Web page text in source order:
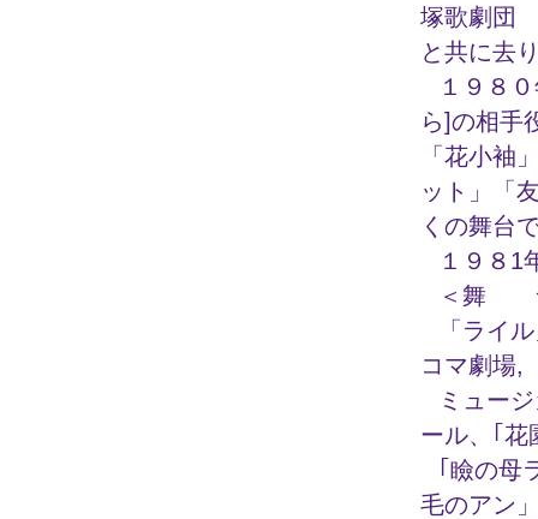
塚歌劇団
と共に去
１９８
ら]の相手
「花小袖
ット」「
くの舞台
１９８
＜舞
「ライ
コマ劇場,
ミュー
ール、｢
｢瞼の
毛のアン